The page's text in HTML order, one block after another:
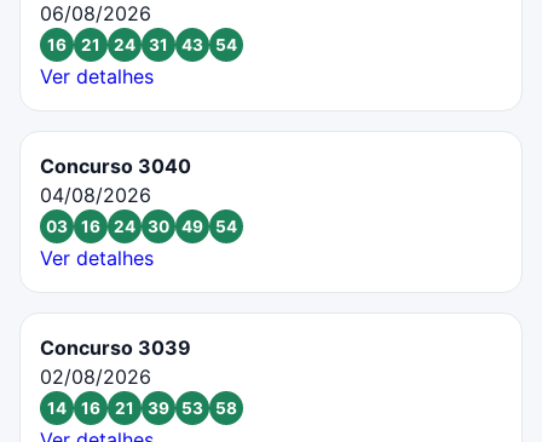
06/08/2026
16 21 24 31 43 54
Ver detalhes
Concurso 3040
04/08/2026
03 16 24 30 49 54
Ver detalhes
Concurso 3039
02/08/2026
14 16 21 39 53 58